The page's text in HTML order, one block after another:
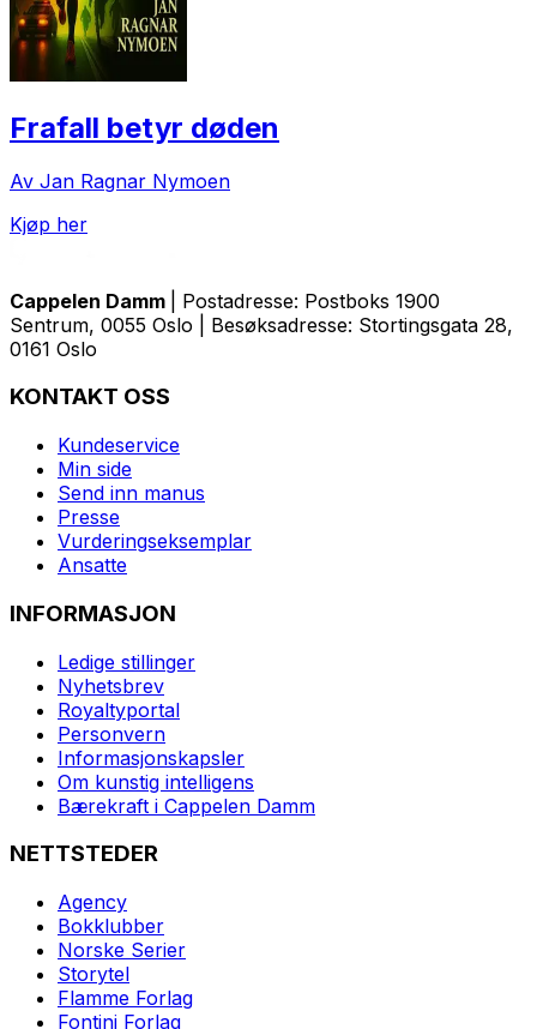
Frafall betyr døden
Av Jan Ragnar Nymoen
Kjøp her
Cappelen Damm
| Postadresse: Postboks 1900
Sentrum, 0055 Oslo | Besøksadresse: Stortingsgata 28,
0161 Oslo
KONTAKT OSS
Kundeservice
Min side
Send inn manus
Presse
Vurderingseksemplar
Ansatte
INFORMASJON
Ledige stillinger
Nyhetsbrev
Royaltyportal
Personvern
Informasjonskapsler
Om kunstig intelligens
Bærekraft i Cappelen Damm
NETTSTEDER
Agency
Bokklubber
Norske Serier
Storytel
Flamme Forlag
Fontini Forlag